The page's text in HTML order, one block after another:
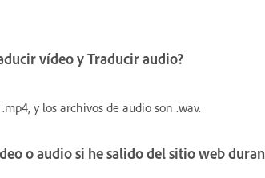
vídeo y Traducir audio?
y los archivos de audio son .wav.
o audio si he salido del sitio web